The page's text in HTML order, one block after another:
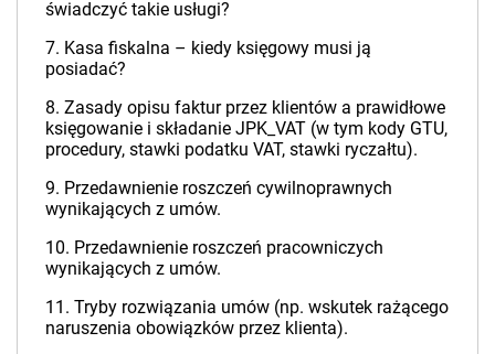
świadczyć takie usługi?
7. Kasa fiskalna – kiedy księgowy musi ją
posiadać?
8. Zasady opisu faktur przez klientów a prawidłowe
księgowanie i składanie JPK_VAT (w tym kody GTU,
procedury, stawki podatku VAT, stawki ryczałtu).
9. Przedawnienie roszczeń cywilnoprawnych
wynikających z umów.
10. Przedawnienie roszczeń pracowniczych
wynikających z umów.
11. Tryby rozwiązania umów (np. wskutek rażącego
naruszenia obowiązków przez klienta).